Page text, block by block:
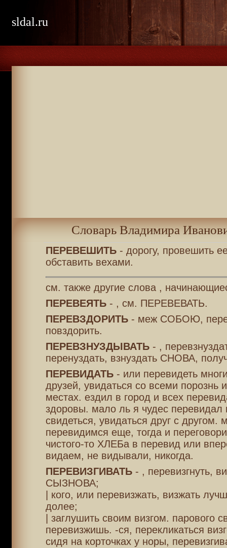
sldal.ru
Словарь Владимира
ПЕРЕВЕШИТЬ- дорогу, провешить
обставить вехами.
см. также другие слова ,
ПЕРЕВЕЯТЬ- , см. ПЕРЕВЕВАТЬ.
ПЕРЕВЗДОРИТЬ- меж СОБОЮ,
повздорить.
ПЕРЕВЗНУЗДЫВАТЬ- ,
перенуздать, взнуздать СНОВА,
ПЕРЕВИДАТЬ- или перевидеть
друзей, увидаться со всеми порознь
местах. ездил в город и всех
здоровы. мало ль я чудес перевидал
свидеться, увидаться друг с другом.
перевидимся еще, тогда и
чистого-то ХЛЕБа в перевид или
видаем, не видывали, никогда.
ПЕРЕВИЗГИВАТЬ- , перевизгнуть,
СЫЗНОВА;
| кого, или перевизжать, визжать
долее;
| заглушить своим визгом. парового
перевизжишь. -ся, перекликаться
сидя на корточках у норы,